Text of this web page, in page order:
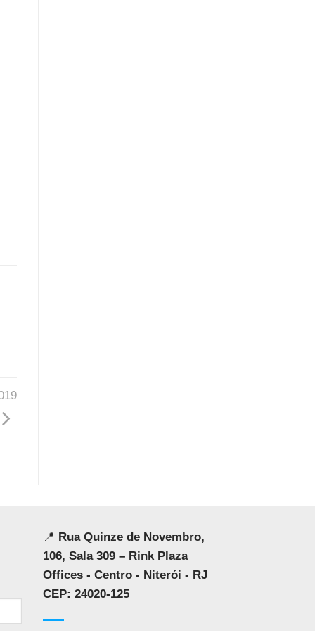
📍 Rua Quinze de Novembro,
106, Sala 309 – Rink Plaza
Offices - Centro - Niterói - RJ
CEP: 24020-125